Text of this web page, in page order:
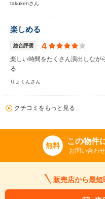
takukenさん
楽しめる
総合評価 4
楽しい時間をたくさん演出しなが
る
りょくんさん
クチコミをもっと見る
無料 この物件
お問い合わ
販売店から最短